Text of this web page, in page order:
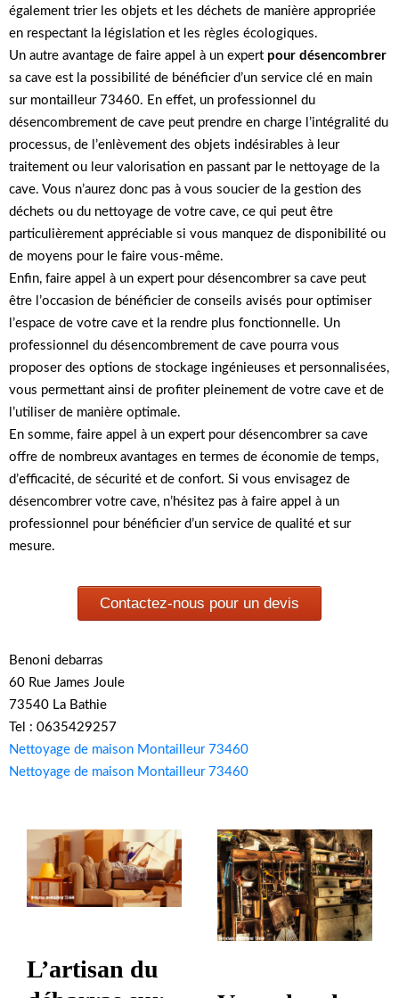
également trier les objets et les déchets de manière appropriée
en respectant la législation et les règles écologiques.
Un autre avantage de faire appel à un expert pour désencombrer
sa cave est la possibilité de bénéficier d’un service clé en main
sur montailleur 73460. En effet, un professionnel du
désencombrement de cave peut prendre en charge l’intégralité du
processus, de l’enlèvement des objets indésirables à leur
traitement ou leur valorisation en passant par le nettoyage de la
cave. Vous n’aurez donc pas à vous soucier de la gestion des
déchets ou du nettoyage de votre cave, ce qui peut être
particulièrement appréciable si vous manquez de disponibilité ou
de moyens pour le faire vous-même.
Enfin, faire appel à un expert pour désencombrer sa cave peut
être l’occasion de bénéficier de conseils avisés pour optimiser
l’espace de votre cave et la rendre plus fonctionnelle. Un
professionnel du désencombrement de cave pourra vous
proposer des options de stockage ingénieuses et personnalisées,
vous permettant ainsi de profiter pleinement de votre cave et de
l’utiliser de manière optimale.
En somme, faire appel à un expert pour désencombrer sa cave
offre de nombreux avantages en termes de économie de temps,
d’efficacité, de sécurité et de confort. Si vous envisagez de
désencombrer votre cave, n’hésitez pas à faire appel à un
professionnel pour bénéficier d’un service de qualité et sur
mesure.
Contactez-nous pour un devis
Benoni debarras
60 Rue James Joule
73540 La Bathie
Tel : 0635429257
Nettoyage de maison Montailleur 73460
Nettoyage de maison Montailleur 73460
L’artisan du